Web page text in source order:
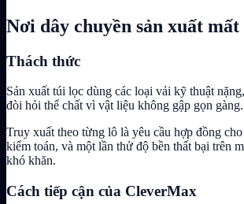
Nơi dây chuyền sản xuất
Thách thức
Sản xuất túi lọc dùng các loại vải kỹ thuật
đòi hỏi thể chất vì vật liệu không gập gọn
Truy xuất theo từng lô là yêu cầu hợp đồng
kiểm toán, và một lần thử độ bền thất bại trên
khó khăn.
Cách tiếp cận của CleverMax